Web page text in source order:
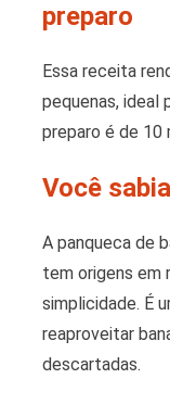
preparo
Essa receita
pequenas, ideal
preparo é de 10
Você
A panqueca de
tem origens em
simplicidade. É
reaproveitar
descartadas.